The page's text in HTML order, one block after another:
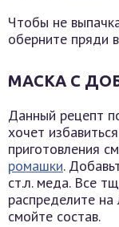
Чтобы не
оберните пряди
МАСКА С
Данный рецепт
хочет
приготовления
ромашки.
ст.л. меда. Все
распределите на
смойте состав.